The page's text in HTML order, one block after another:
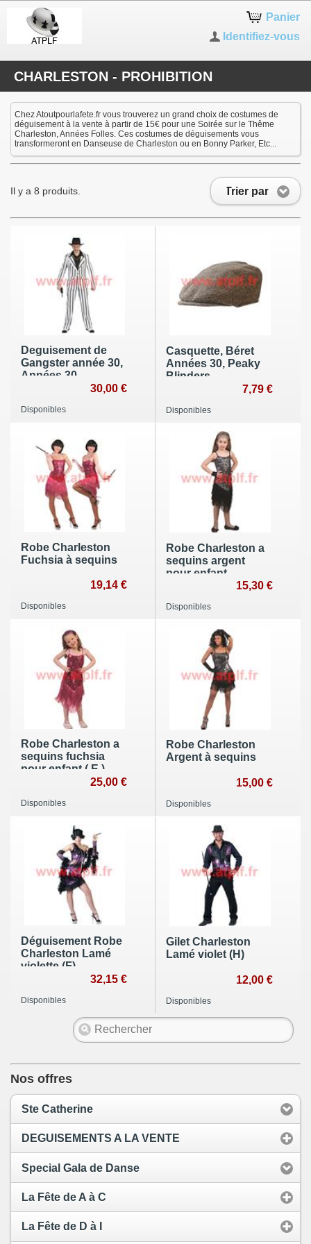
Panier
Identifiez-vous
CHARLESTON - PROHIBITION
Chez Atoutpourlafete.fr vous trouverez un grand choix de costumes de
déguisement à la vente à partir de 15€ pour une Soirée sur le Thême
Charleston, Années Folles. Ces costumes de déguisements vous
transformeront en Danseuse de Charleston ou en Bonny Parker, Etc...
Trier par
Il y a 8 produits.
Deguisement de
Gangster année 30,
Années 30,
30,00 €
Disponibles
Casquette, Béret
Années 30, Peaky
Blinders,
7,79 €
Disponibles
Robe Charleston
Fuchsia à sequins
19,14 €
Disponibles
Robe Charleston a
sequins argent
pour enfant
15,30 €
Disponibles
Robe Charleston a
sequins fuchsia
pour enfant ( E )
25,00 €
Disponibles
Robe Charleston
Argent à sequins
15,00 €
Disponibles
Déguisement Robe
Charleston Lamé
violette (F)
32,15 €
Disponibles
Gilet Charleston
Lamé violet (H)
12,00 €
Disponibles
Nos offres
Ste Catherine
DEGUISEMENTS A LA VENTE
Special Gala de Danse
La Fête de A à C
La Fête de D à I